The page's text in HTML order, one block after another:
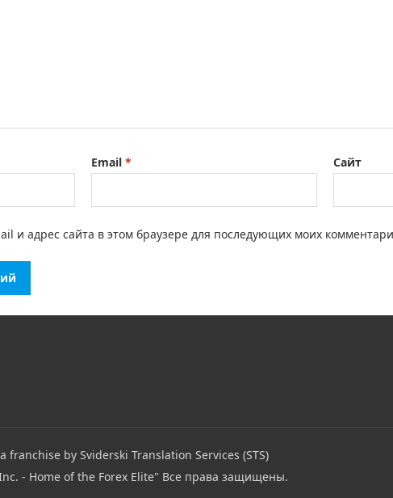
Email * Сайт
и адрес сайта в этом браузере для последующих моих
franchise by Sviderski Translation Services (STS)
- Home of the Forex Elite" Все права защищены.